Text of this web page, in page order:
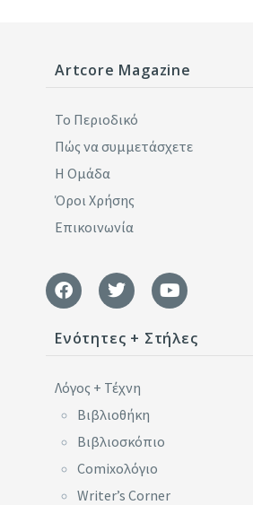
Artcore Magazine
Το Περιοδικό
Πώς να συμμετάσχετε
Η Ομάδα
Όροι Χρήσης
Επικοινωνία
Ενότητες + Στήλες
Λόγος + Τέχνη
Βιβλιοθήκη
Βιβλιοσκόπιο
Comixoλόγιο
Writer’s Corner